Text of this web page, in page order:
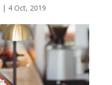
| 4 Oct, 2019